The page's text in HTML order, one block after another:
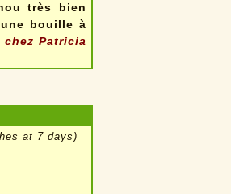
très bien
bouille à
chez Patricia
at 7 days)